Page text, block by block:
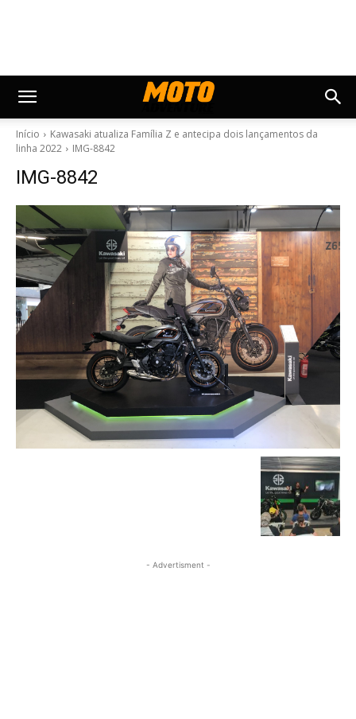
Início
Kawasaki atualiza Família Z e antecipa dois lançamentos da
linha 2022
IMG-8842
IMG-8842
- Advertisment -